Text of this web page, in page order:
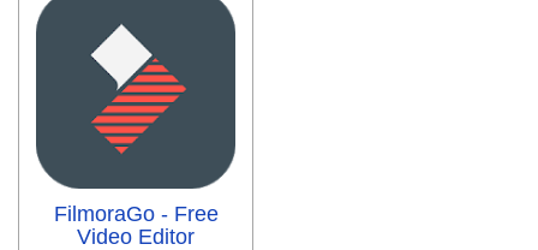
FilmoraGo - Free
Video Editor